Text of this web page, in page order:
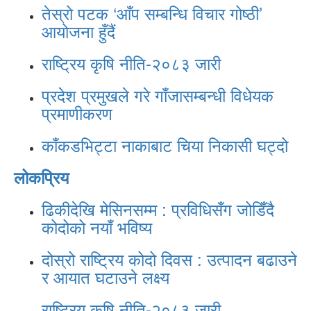
तेस्रो पटक ‘आँप सम्बन्धि विचार गोष्ठी’
आयोजना हुँदैं
राष्ट्रिय कृषि नीति-२०८३ जारी
प्रदेश प्रमुखले गरे गाँजासम्बन्धी विधेयक
प्रमाणीकरण
काँकडभिट्टा नाकाबाट चिया निकासी घट्दो
लोकप्रिय
ढिकीदेखि मेसिनसम्म : प्रविधिसँग जोडिँदै
कोदोको नयाँ भविष्य
दोस्रो राष्ट्रिय कोदो दिवस : उत्पादन बढाउने
र आयात घटाउने लक्ष्य